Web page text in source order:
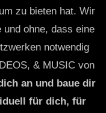
zu bieten hat. Wir
ohne, dass eine
notwendig
& MUSIC von
an und baue dir
für dich, für